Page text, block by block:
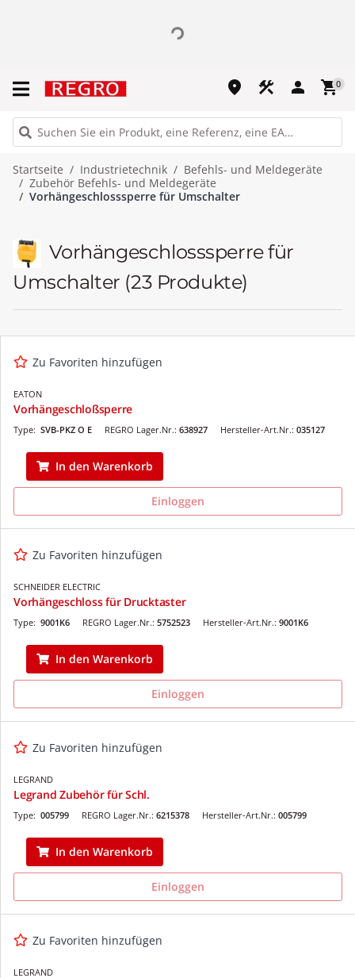
place construction person shopping_cart0
Startseite Industrietechnik
Befehls- und Meldegeräte
Zubehör Befehls- und Meldegeräte
Vorhängeschlosssperre für Umschalter
Vorhängeschlosssperre für
Umschalter (23 Produkte)
Zu Favoriten hinzufügen
EATON
Vorhängeschloßsperre
REGRO Lager.Nr.: 638927
Type: SVB-PKZ O E Hersteller-Art.Nr.: 035127
In den Warenkorb
Einloggen
Zu Favoriten hinzufügen
SCHNEIDER ELECTRIC
Vorhängeschloss für Drucktaster
REGRO Lager.Nr.: 5752523
Type: 9001K6 Hersteller-Art.Nr.: 9001K6
In den Warenkorb
Einloggen
Zu Favoriten hinzufügen
LEGRAND
Legrand Zubehör für Schl.
REGRO Lager.Nr.: 6215378
Type: 005799 Hersteller-Art.Nr.: 005799
In den Warenkorb
Einloggen
Zu Favoriten hinzufügen
LEGRAND